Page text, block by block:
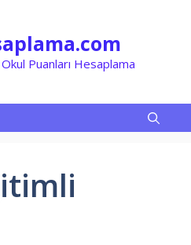
Puanları Hesaplama